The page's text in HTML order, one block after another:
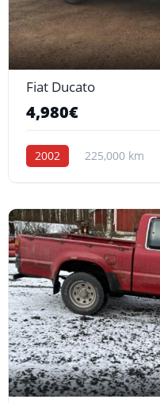
Fiat Ducato
4,980€
2002 225,000 km